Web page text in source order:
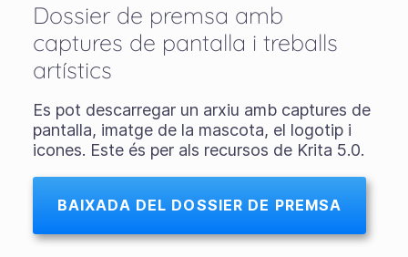
Dossier de premsa amb
captures de pantalla i treballs
artístics
Es pot descarregar un arxiu amb captures de
pantalla, imatge de la mascota, el logotip i
icones. Este és per als recursos de Krita 5.0.
BAIXADA DEL DOSSIER DE PREMSA